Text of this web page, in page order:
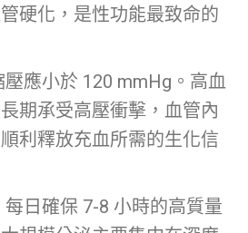
硬化，是性功能最致命的
壓應小於 120 mmHg。高血
期承受高壓衝擊，血管內
利釋放充血所需的生化信
每日確保 7-8 小時的高質量